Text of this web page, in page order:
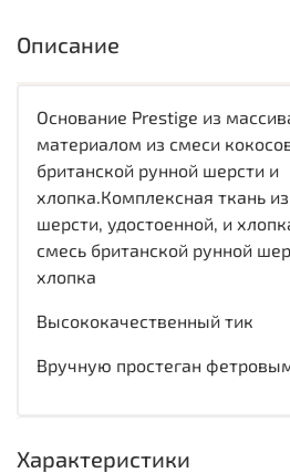
Описание
Основание Prestige из
материалом из смеси
британской рунной шерсти и
хлопка.Комплексная ткань
шерсти, удостоенной, и
смесь британской рунной
хлопка
Высококачественный тик
Вручную простеган
Характеристики